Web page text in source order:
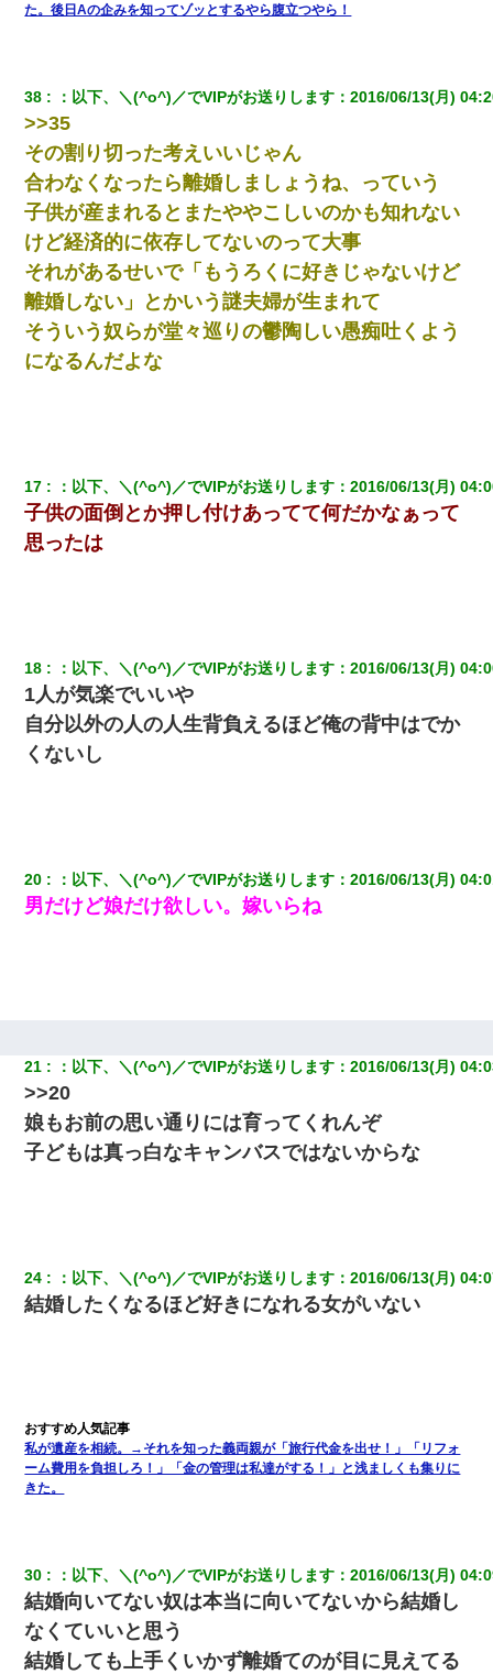
た。後日Aの企みを知ってゾッとするやら腹立つやら！
38 ： 以下、＼(^o^)／でVIPがお送りします ：2016/06/13(月)
>>35
その割り切った考えいいじゃん
合わなくなったら離婚しましょうね、っていう
子供が産まれるとまたややこしいのかも知れない
けど経済的に依存してないのって大事
それがあるせいで「もうろくに好きじゃないけど
離婚しない」とかいう謎夫婦が生まれて
そういう奴らが堂々巡りの鬱陶しい愚痴吐くよう
になるんだよな
17 ： 以下、＼(^o^)／でVIPがお送りします ：2016/06/13(月)
子供の面倒とか押し付けあってて何だかなぁって
思ったは
18 ： 以下、＼(^o^)／でVIPがお送りします ：2016/06/13(月)
1人が気楽でいいや
自分以外の人の人生背負えるほど俺の背中はでか
くないし
20 ： 以下、＼(^o^)／でVIPがお送りします ：2016/06/13(月)
男だけど娘だけ欲しい。嫁いらね
21 ： 以下、＼(^o^)／でVIPがお送りします ：2016/06/13(月)
>>20
娘もお前の思い通りには育ってくれんぞ
子どもは真っ白なキャンバスではないからな
24 ： 以下、＼(^o^)／でVIPがお送りします ：2016/06/13(月)
結婚したくなるほど好きになれる女がいない
私が遺産を相続。→それを知った義両親が「旅行代金を出せ！」「リフォ
ーム費用を負担しろ！」「金の管理は私達がする！」と浅ましくも集りに
きた。
30 ： 以下、＼(^o^)／でVIPがお送りします ：2016/06/13(月)
結婚向いてない奴は本当に向いてないから結婚し
なくていいと思う
結婚しても上手くいかず離婚てのが目に見えてる